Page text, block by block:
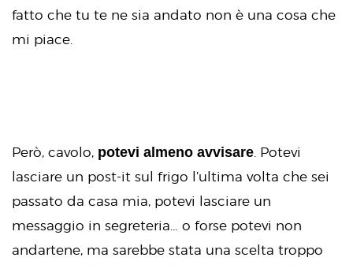
fatto che tu te ne sia andato non è una cosa che
mi piace.
Però, cavolo, potevi almeno avvisare . Potevi
lasciare un post-it sul frigo l’ultima volta che sei
passato da casa mia, potevi lasciare un
messaggio in segreteria… o forse potevi non
andartene, ma sarebbe stata una scelta troppo